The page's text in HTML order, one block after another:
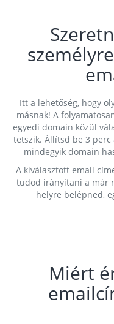
Itt a lehetőség, hogy
másnak! A
egyedi domain közül
tetszik. Állítsd be 3
mindegyik domain
A kiválasztott email
tudod irányítani a már
helyre belépned,
Miért